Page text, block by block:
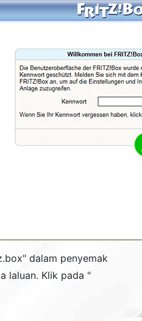
dalam penyemak
laluan. Klik pada "